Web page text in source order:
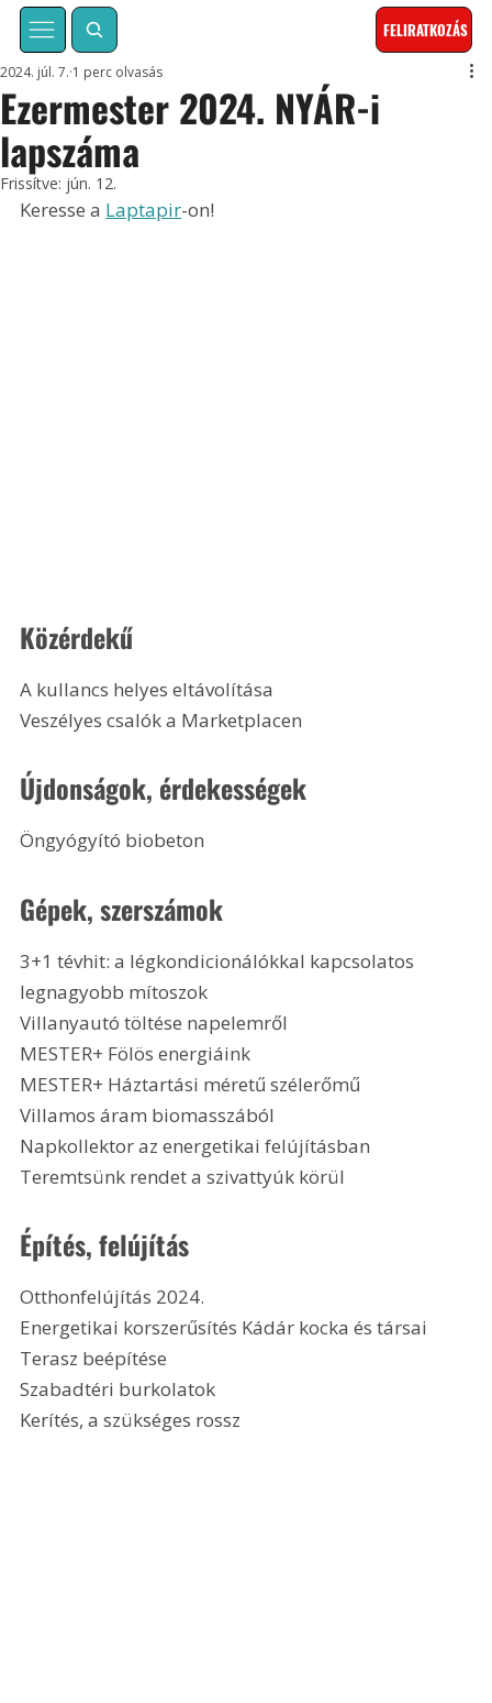
FELIRATKOZÁS
Ezermester 2024. NYÁR-i
lapszáma
2024. júl. 7. 1 perc olvasás
Frissítve: jún. 12.
Keresse a Laptapir-on!
Közérdekű
A kullancs helyes eltávolítása
Veszélyes csalók a Marketplacen
Újdonságok, érdekességek
Öngyógyító biobeton
Gépek, szerszámok
3+1 tévhit: a légkondicionálókkal kapcsolatos
legnagyobb mítoszok
Villanyautó töltése napelemről
MESTER+ Fölös energiáink
MESTER+ Háztartási méretű szélerőmű
Villamos áram biomasszából
Napkollektor az energetikai felújításban
Teremtsünk rendet a szivattyúk körül
Építés, felújítás
Otthonfelújítás 2024.
Energetikai korszerűsítés Kádár kocka és társai
Terasz beépítése
Szabadtéri burkolatok
Kerítés, a szükséges rossz